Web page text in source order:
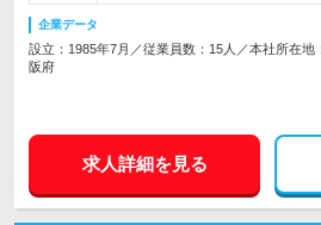
企業データ
設立：1985年7月／従業員数：15人／本社所在地
阪府
求人詳細を見る